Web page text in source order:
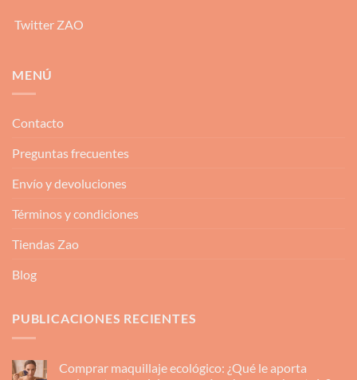
Twitter ZAO
MENÚ
Contacto
Preguntas frecuentes
Envío y devoluciones
Términos y condiciones
Tiendas Zao
Blog
PUBLICACIONES RECIENTES
Comprar maquillaje ecológico: ¿Qué le aporta